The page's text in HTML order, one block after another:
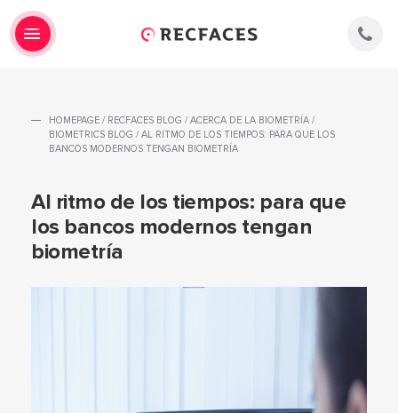
HOMEPAGE / RECFACES BLOG / ACERCA DE LA BIOMETRÍA /
BIOMETRICS BLOG / AL RITMO DE LOS TIEMPOS: PARA QUE LOS
BANCOS MODERNOS TENGAN BIOMETRÍA
Al ritmo de los tiempos: para que
los bancos modernos tengan
biometría